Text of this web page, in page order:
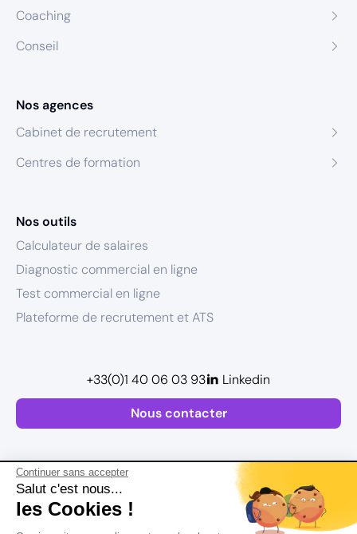
Continuer sans accepter
Salut c'est nous...
les Cookies !
Coaching
Conseil
Nos agences
Cabinet de recrutement
Centres de formation
Nos outils
Calculateur de salaires
Diagnostic commercial en ligne
Test commercial en ligne
Plateforme de recrutement et ATS
Nous contacter
+33(0)1 40 06 03 93 Linkedin